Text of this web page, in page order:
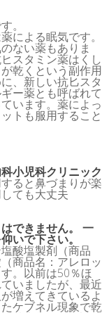
。
による眠気です。
ない薬もありま
スタミン薬はくし
乾くという副作用
、新しい抗匕スタ
ー薬とも呼ばれて
います。薬によっ
トも服用すること
小児科クリニック
ると鼻づまりが楽
ても大丈夫
できません。 一
いで下さい。
酸塩製剤（商品
商品名：アレロッ
。以前は50％ほ
いましたが、最近
増えてきているよ
ケブネル現象で乾